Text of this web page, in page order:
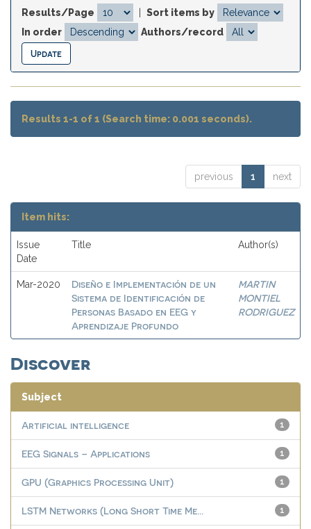
Results/Page
Sort items by
In order
Authors/record
Results 1-1 of 1 (Search time: 0.001 seconds).
previous 1 next
Item hits:
Issue
Date
Title Author(s)
Mar-2020
Diseño e Implementación de un
Sistema de Identificación de
Personas Basado en EEG y
Aprendizaje Profundo
MARTIN
MONTIEL
RODRIGUEZ
Discover
Subject
1
Artificial intelligence
1
EEG Signals – Applications
1
GPU (Graphics Processing Unit)
1
LSTM Networks (Long Short Time Me...